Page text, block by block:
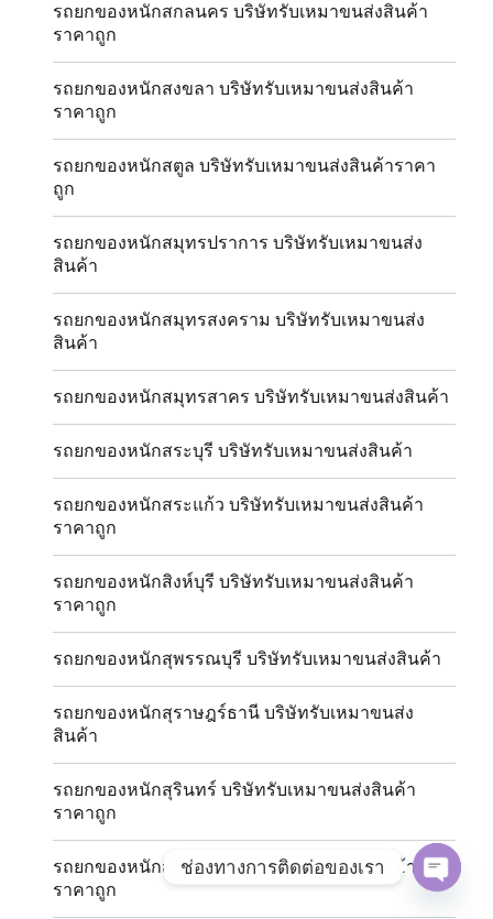
รถยกของหนักสกลนคร บริษัทรับเหมาขนส่งสินค้า
ราคาถูก
รถยกของหนักสงขลา บริษัทรับเหมาขนส่งสินค้า
ราคาถูก
รถยกของหนักสตูล บริษัทรับเหมาขนส่งสินค้าราคา
ถูก
รถยกของหนักสมุทรปราการ บริษัทรับเหมาขนส่ง
สินค้า
รถยกของหนักสมุทรสงคราม บริษัทรับเหมาขนส่ง
สินค้า
รถยกของหนักสมุทรสาคร บริษัทรับเหมาขนส่งสินค้า
รถยกของหนักสระบุรี บริษัทรับเหมาขนส่งสินค้า
รถยกของหนักสระแก้ว บริษัทรับเหมาขนส่งสินค้า
ราคาถูก
รถยกของหนักสิงห์บุรี บริษัทรับเหมาขนส่งสินค้า
ราคาถูก
รถยกของหนักสุพรรณบุรี บริษัทรับเหมาขนส่งสินค้า
รถยกของหนักสุราษฎร์ธานี บริษัทรับเหมาขนส่ง
สินค้า
รถยกของหนักสุรินทร์ บริษัทรับเหมาขนส่งสินค้า
ราคาถูก
รถยกของหนักสุโขทัย บริษัทรับเหมาขนส่งสินค้า
ราคาถูก
ช่องทางการติดต่อของเรา
OPEN